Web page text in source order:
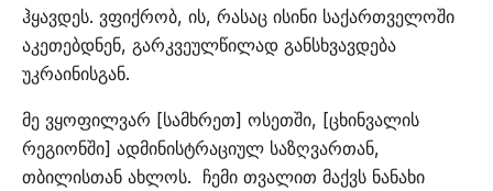
ჰყავდეს. ვფიქრობ, ის, რასაც ისინი საქართველოში
აკეთებდნენ, გარკვეულწილად განსხვავდება
უკრაინისგან.
მე ვყოფილვარ [სამხრეთ] ოსეთში, [ცხინვალის
რეგიონში] ადმინისტრაციულ საზღვართან,
თბილისთან ახლოს. ჩემი თვალით მაქვს ნანახი